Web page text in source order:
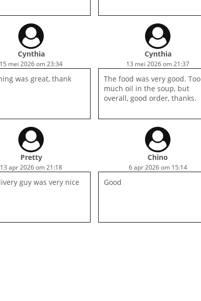
Cynthia
15 mei 2026 om 23:34
was great, thank
Cynthia
13 mei 2026 om 21:37
The food was very good. Too
much oil in the soup, but
overall, good order, thanks.
Pretty
13 apr 2026 om 21:18
guy was very nice
Chino
6 apr 2026 om 15:14
Good